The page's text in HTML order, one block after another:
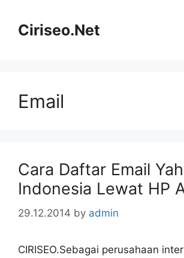
contentCiriseo.Net
Email
Cara Daftar Email
Indonesia Lewat HP
29.12.2014 by admin
CIRISEO.Sebagai perusahaan